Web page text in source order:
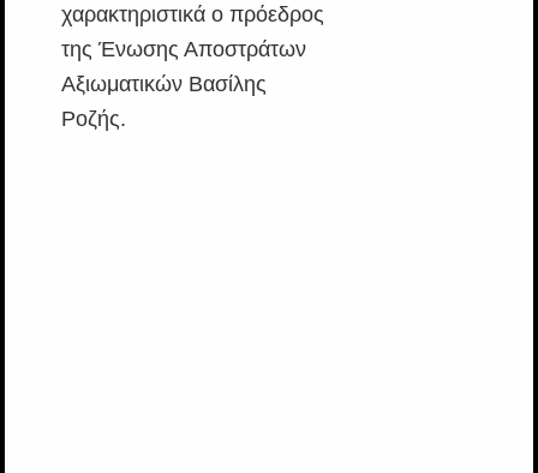
χαρακτηριστικά ο πρόεδρος
της Ένωσης Αποστράτων
Αξιωματικών Βασίλης
Ροζής.